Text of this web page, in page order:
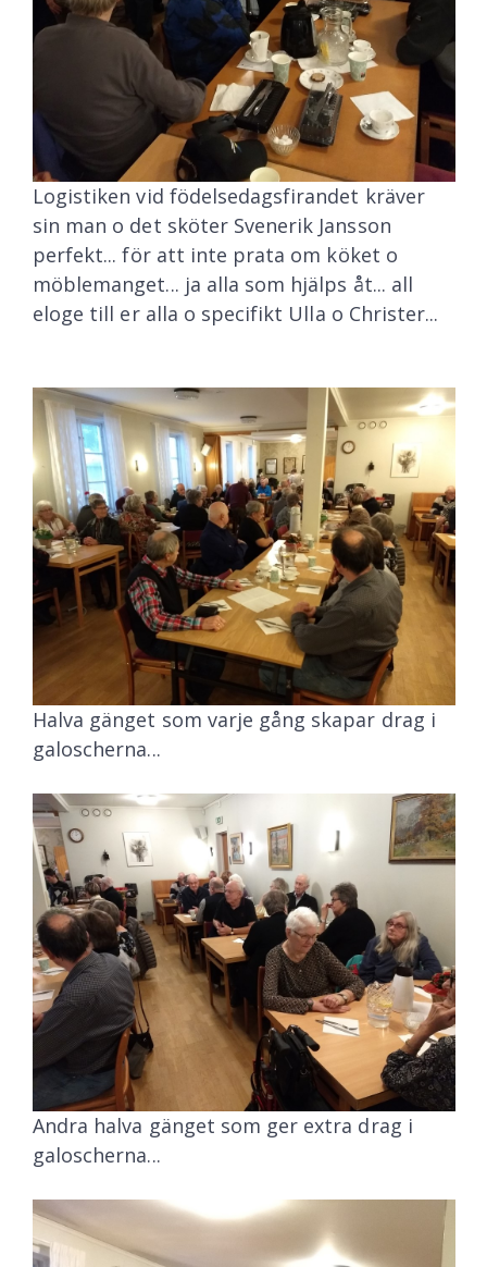
Logistiken vid födelsedagsfirandet kräver
sin man o det sköter Svenerik Jansson
perfekt... för att inte prata om köket o
möblemanget... ja alla som hjälps åt... all
eloge till er alla o specifikt Ulla o Christer...
Halva gänget som varje gång skapar drag i
galoscherna...
Andra halva gänget som ger extra drag i
galoscherna...